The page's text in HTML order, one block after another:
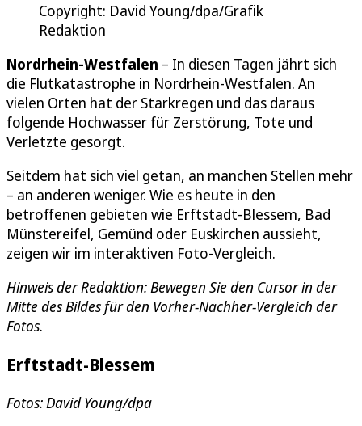
Copyright: David Young/dpa/Grafik
Redaktion
Nordrhein-Westfalen – In diesen Tagen jährt sich
die Flutkatastrophe in Nordrhein-Westfalen. An
vielen Orten hat der Starkregen und das daraus
folgende Hochwasser für Zerstörung, Tote und
Verletzte gesorgt.
Seitdem hat sich viel getan, an manchen Stellen mehr
– an anderen weniger. Wie es heute in den
betroffenen gebieten wie Erftstadt-Blessem, Bad
Münstereifel, Gemünd oder Euskirchen aussieht,
zeigen wir im interaktiven Foto-Vergleich.
Hinweis der Redaktion: Bewegen Sie den Cursor in der
Mitte des Bildes für den Vorher-Nachher-Vergleich der
Fotos.
Erftstadt-Blessem
Fotos: David Young/dpa